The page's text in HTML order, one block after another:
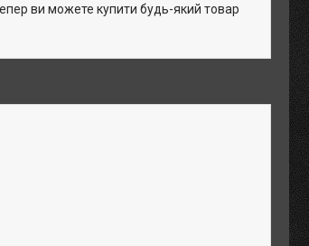
ви можете купити будь-який товар